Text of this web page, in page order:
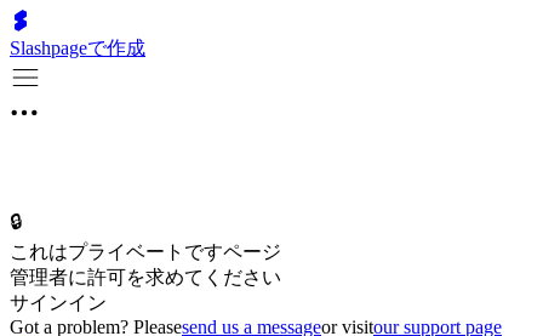
Slashpageで作成
🔒
これはプライベートですページ
管理者に許可を求めてください
サインイン
Got a problem? Pleasesend us a messageor visitour support page